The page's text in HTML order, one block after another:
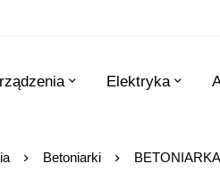
Elektryka
Betoniarki